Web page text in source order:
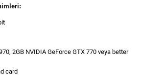
2GB NVIDIA GeForce GTX 770 veya better
card